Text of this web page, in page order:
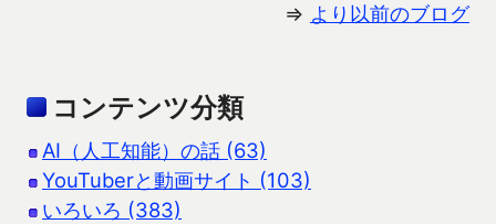
⇒ より以前のブログ
コンテンツ分類
AI（人工知能）の話 (63)
YouTuberと動画サイト (103)
いろいろ (383)